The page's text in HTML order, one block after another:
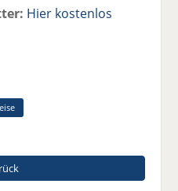
Hier kostenlos